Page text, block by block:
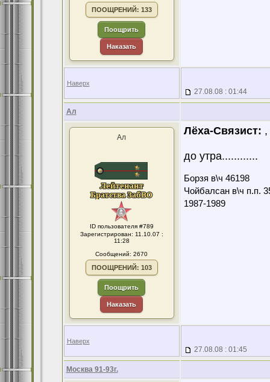
ПООЩРЕНИЙ: 133
Поощрить
Наказать
Наверх
27.08.08 : 01:44
Ал
Ал
ID пользователя #789
Зарегистрирован: 11.10.07 :
11:28
Сообщений: 2670
ПООЩРЕНИЙ: 103
Поощрить
Наказать
Лёха-Связист:
до утра............
Борзя в\ч 46198
Чойбалсан в\ч п.п.
1987-1989
Наверх
27.08.08 : 01:45
Москва 91-93г.